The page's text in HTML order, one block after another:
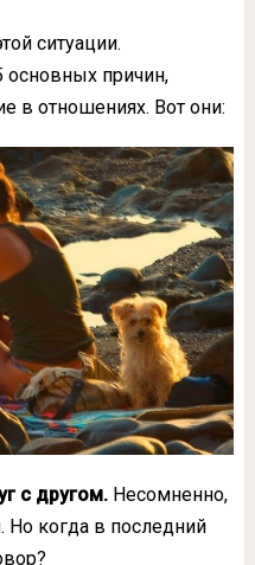
ситуации.
причин,
в отношениях. Вот они:
с другом.Несомненно,
Но когда в последний